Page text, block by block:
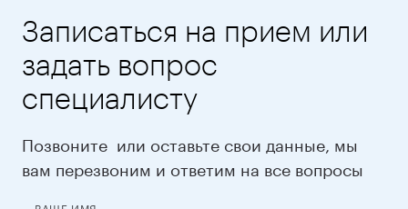
Записаться на прием или
задать вопрос
специалисту
Позвоните или оставьте свои данные, мы
вам перезвоним и ответим на все вопросы